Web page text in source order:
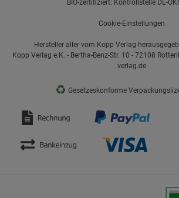
BIO-zertifiziert: Kontrollstelle DE-
Cookie-Einstellungen
Hersteller aller vom Kopp Verlag
Kopp Verlag e.K. - Bertha-Benz-Str. 10 - 72108
verlag.de
♻ Gesetzeskonforme